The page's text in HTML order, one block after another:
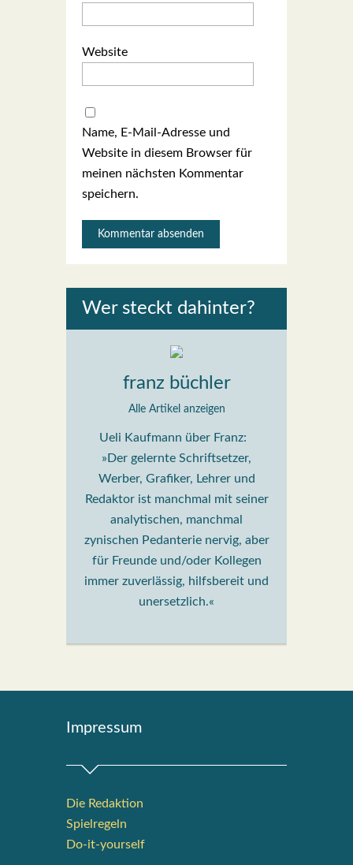
Website
Name, E-Mail-Adresse und
Website in diesem Browser für
meinen nächsten Kommentar
speichern.
Wer steckt dahin­ter?
franz büchler
Alle Artikel anzeigen
Ueli Kaufmann über Franz:
»Der gelernte Schriftsetzer,
Werber, Grafiker, Lehrer und
Redaktor ist manchmal mit seiner
analytischen, manchmal
zynischen Pedanterie nervig, aber
für Freunde und/oder Kollegen
immer zuverlässig, hilfsbereit und
unersetzlich.«
Impres­sum
Die Redak­ti­on
Spiel­re­geln
Do-it-your­s­elf